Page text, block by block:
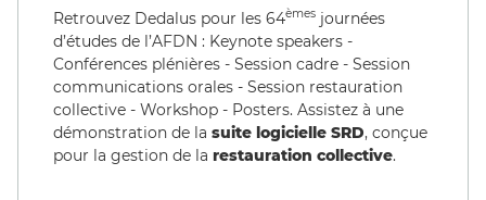
Retrouvez Dedalus pour les 64èmes journées
d’études de l’AFDN : Keynote speakers -
Conférences plénières - Session cadre - Session
communications orales - Session restauration
collective - Workshop - Posters. Assistez à une
démonstration de la suite logicielle SRD, conçue
pour la gestion de la restauration collective.